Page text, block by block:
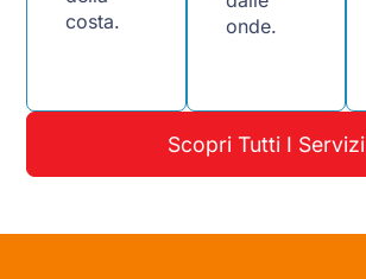
costa.
onde.
Scopri Tutti I Servizi